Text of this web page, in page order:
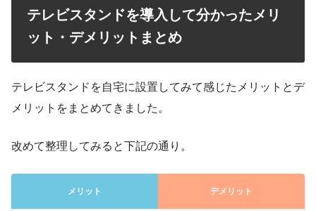
テレビスタンドを導入して分かったメリ
ット・デメリットまとめ
テレビスタンドを自宅に設置してみて感じたメリットとデ
メリットをまとめてきました。
改めて整理してみると下記の通り。
メリット デメリット